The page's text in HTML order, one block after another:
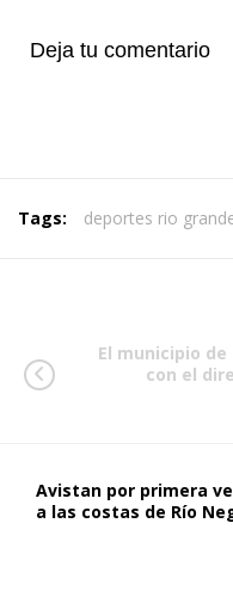
Deja tu comentario
Tags: deportes rio
El municipio
con el
Avistan por primera
a las costas de Río